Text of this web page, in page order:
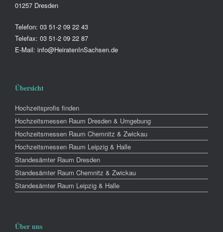
01257 Dresden
Telefon: 03 51-2 09 22 43
Telefax: 03 51-2 09 22 87
E-Mail: info@HeiratenInSachsen.de
Übersicht
Hochzeitsprofis finden
Hochzeitsmessen Raum Dresden & Umgebung
Hochzeitsmessen Raum Chemnitz & Zwickau
Hochzeitsmessen Raum Leipzig & Halle
Standesämter Raum Dresden
Standesämter Raum Chemnitz & Zwickau
Standesämter Raum Leipzig & Halle
Über uns